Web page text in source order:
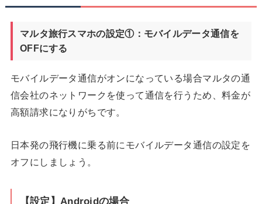
マルタ旅行スマホの設定①：モバイルデータ通信を
OFFにする
モバイルデータ通信がオンになっている場合マルタの通
信会社のネットワークを使って通信を行うため、料金が
高額請求になりがちです。
日本発の飛行機に乗る前にモバイルデータ通信の設定を
オフにしましょう。
【設定】Androidの場合